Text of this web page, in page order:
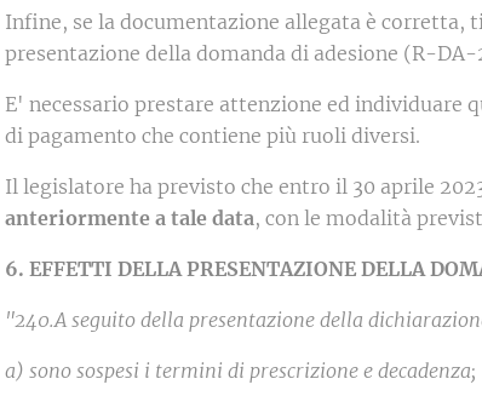
Infine, se la documentazione allegata è
presentazione della domanda di adesione (R-DA-
E' necessario prestare attenzione ed individuare
di pagamento che contiene più ruoli diversi.
Il legislatore ha previsto che entro il 30 aprile
anteriormente a tale data, con le modalità
6. EFFETTI DELLA PRESENTAZIONE DELLA
"240.A seguito della presentazione della
a) sono sospesi i termini di prescrizione e decadenza;